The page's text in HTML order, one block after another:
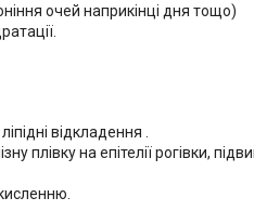
очей наприкінці дня тощо)
відкладення .
плівку на епітелії рогівки,